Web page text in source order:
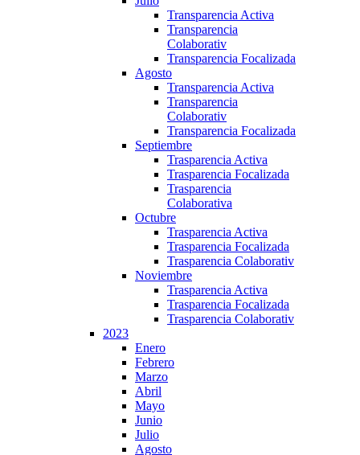
Transparencia Activa
Transparencia
Colaborativ
Transparencia Focalizada
Agosto
Transparencia Activa
Transparencia
Colaborativ
Transparencia Focalizada
Septiembre
Trasparencia Activa
Trasparencia Focalizada
Trasparencia
Colaborativa
Octubre
Trasparencia Activa
Trasparencia Focalizada
Trasparencia Colaborativ
Noviembre
Trasparencia Activa
Trasparencia Focalizada
Trasparencia Colaborativ
2023
Enero
Febrero
Marzo
Abril
Mayo
Junio
Julio
Agosto